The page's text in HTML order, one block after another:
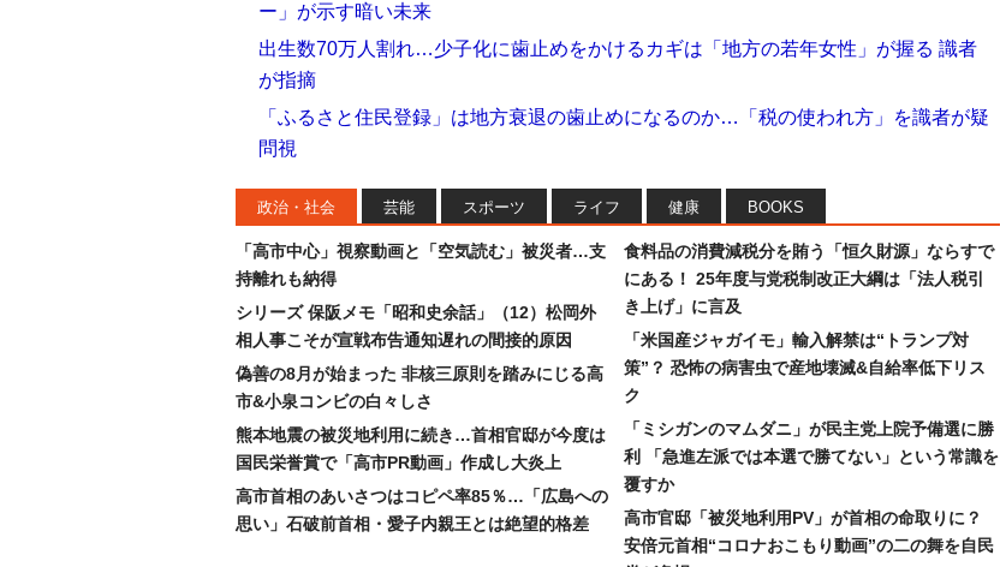
ー」が示す暗い未来
出生数70万人割れ…少子化に歯止めをかけるカギは「地方の若年女性」が握る 識者
が指摘
「ふるさと住民登録」は地方衰退の歯止めになるのか…「税の使われ方」を識者が疑
問視
政治・社会 芸能 スポーツ ライフ 健康 BOOKS
「高市中心」視察動画と「空気読む」被災者…支
持離れも納得
シリーズ 保阪メモ「昭和史余話」（12）松岡外
相人事こそが宣戦布告通知遅れの間接的原因
偽善の8月が始まった 非核三原則を踏みにじる高
市&小泉コンビの白々しさ
熊本地震の被災地利用に続き…首相官邸が今度は
国民栄誉賞で「高市PR動画」作成し大炎上
高市首相のあいさつはコピペ率85％…「広島への
思い」石破前首相・愛子内親王とは絶望的格差
食料品の消費減税分を賄う「恒久財源」ならすで
にある！ 25年度与党税制改正大綱は「法人税引
き上げ」に言及
「米国産ジャガイモ」輸入解禁は“トランプ対
策”？ 恐怖の病害虫で産地壊滅&自給率低下リス
ク
「ミシガンのマムダニ」が民主党上院予備選に勝
利 「急進左派では本選で勝てない」という常識を
覆すか
高市官邸「被災地利用PV」が首相の命取りに？
安倍元首相“コロナおこもり動画”の二の舞を自民